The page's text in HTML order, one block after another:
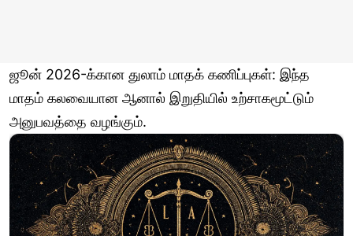
ஜூன் 2026-க்கான துலாம் மாதக் கணிப்புகள்: இந்த
மாதம் கலவையான ஆனால் இறுதியில் உற்சாகமூட்டும்
அனுபவத்தை வழங்கும்.